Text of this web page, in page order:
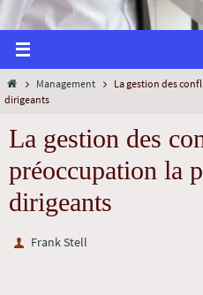
Management
La gestion des
dirigeants
La gestion des
préoccupation la
dirigeants
Frank Stell